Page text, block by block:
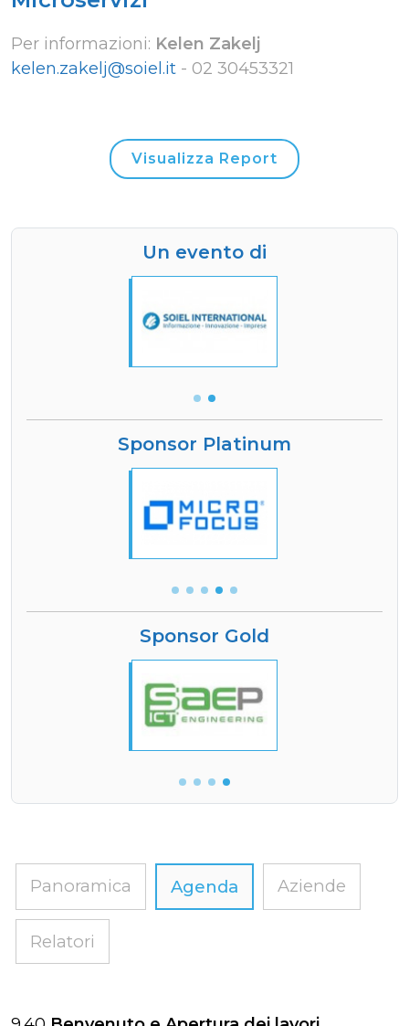
Per informazioni: Kelen Zakelj
kelen.zakelj@soiel.it - 02 30453321
Visualizza Report
Un evento di
Sponsor Platinum
Sponsor Gold
Panoramica Agenda Aziende
Relatori